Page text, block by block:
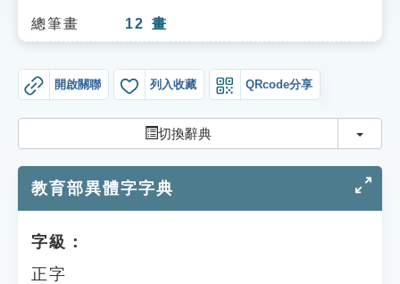
單字索引
貓頭鷹博士
總筆畫 12 畫
開啟關聯 列入收藏 QRcode分享
切換辭典 切換
教育部異體字字典
字級：
正字